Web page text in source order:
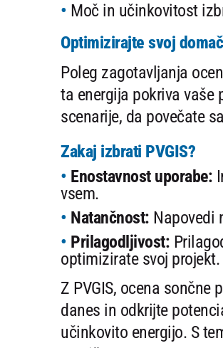
Moč in učinkovitost
Optimizirajte svoj
Poleg zagotavljanja
ta energija pokriva vaše
scenarije, da povečate
Zakaj izbrati PVGIS?
Enostavnost uporabe:
vsem.
Natančnost: Napovedi
Prilagodljivost:
optimizirate svoj projekt.
Z PVGIS, ocena
danes in odkrijte
učinkovito energijo. S